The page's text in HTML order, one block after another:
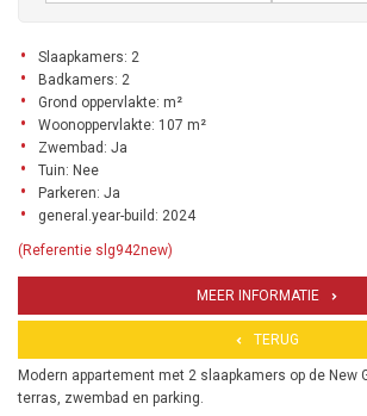
Slaapkamers: 2
Badkamers: 2
Grond oppervlakte: m²
Woonoppervlakte: 107 m²
Zwembad: Ja
Tuin: Nee
Parkeren: Ja
general.year-build: 2024
(Referentie slg942new)
MEER INFORMATIE
TERUG
Modern appartement met 2 slaapkamers op de New
terras, zwembad en parking.